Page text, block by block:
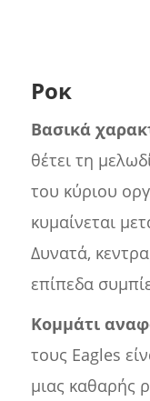
Ροκ
Βασικά
θέτει τη
του κύριου
κυμαίνεται
Δυνατά,
επίπεδα
Κομμάτι
τους Eagles
μιας καθαρής